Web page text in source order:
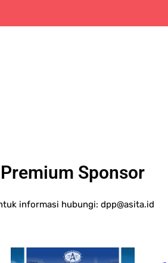
Premium Sponsor
informasi hubungi: dpp@asita.id